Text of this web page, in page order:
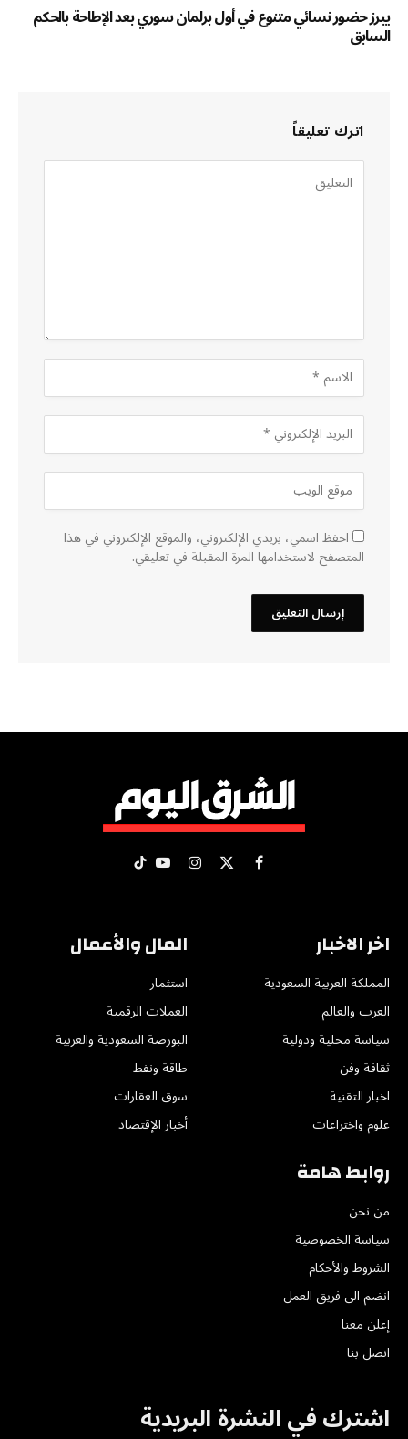
يبرز حضور نسائي متنوع في أول برلمان سوري بعد الإطاحة بالحكم
السابق
اترك تعليقاً
احفظ اسمي، بريدي الإلكتروني، والموقع الإلكتروني في هذا
المتصفح لاستخدامها المرة المقبلة في تعليقي.
فيسبوك
X الانستغرام
يوتيوبتيكتوك
اخر الاخبار
المملكة العربية السعودية
العرب والعالم
سياسة محلية ودولية
ثقافة وفن
اخبار التقنية
علوم واختراعات
المال والأعمال
استثمار
العملات الرقمية
البورصة السعودية والعربية
طاقة ونفط
سوق العقارات
أخبار الإقتصاد
روابط هامة
من نحن
سياسة الخصوصية
الشروط والأحكام
انضم الى فريق العمل
إعلن معنا
اتصل بنا
اشترك في النشرة البريدية